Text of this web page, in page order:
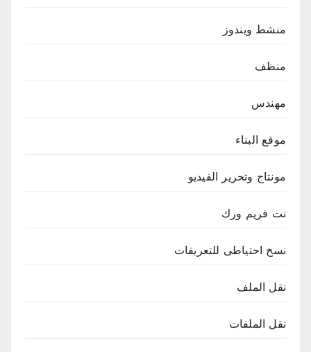
منشط ويندوز
منظف
مهندس
موقع البناء
مونتاج وتحرير الفيديو
نت فريم ورك
نسخ احتياطى للتعريفات
نقل الملف
نقل الملفات